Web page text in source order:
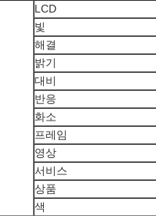
LCD
빛
해결
밝기
대비
반응
화소
프레임
영상
서비스
상품
색